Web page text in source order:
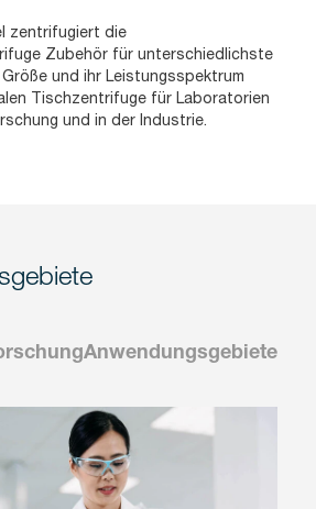
zentrifugiert die
Zubehör für unterschiedlichste
und ihr Leistungsspektrum
Tischzentrifuge für Laboratorien
und in der Industrie.
Anwendungsgebiete